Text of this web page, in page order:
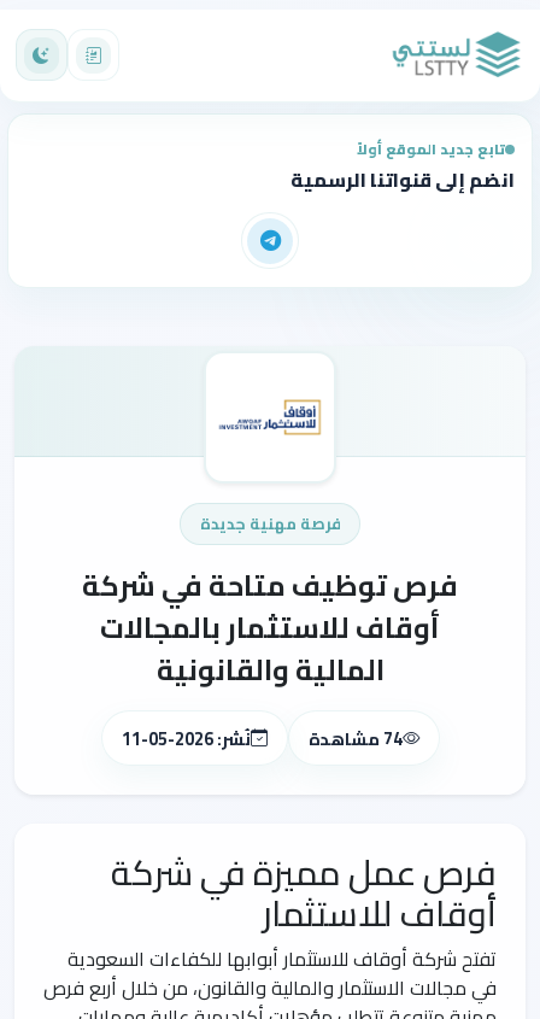
تابع جديد الموقع أولاً
انضم إلى قنواتنا الرسمية
فرصة مهنية جديدة
فرص توظيف متاحة في شركة
أوقاف للاستثمار بالمجالات
المالية والقانونية
74 مشاهدة نُشر: 2026-05-11
فرص عمل مميزة في شركة
أوقاف للاستثمار
تفتح شركة أوقاف للاستثمار أبوابها للكفاءات السعودية
في مجالات الاستثمار والمالية والقانون، من خلال أربع فرص